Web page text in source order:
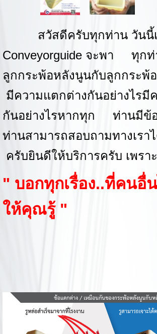
สวัสดีครับทุกท่าน วันนี้
Conveyorguide จะพา ทุก
ลูกกระพ้อหลังนูนกับลูกกระ
มีความแตกต่างกันอย่างไรมี
กันอย่างไรหากทุก ท่านมีข้
ท่านสามารถสอบถามทางเ
ครับยินดีให้บริการครับ เพราะ
" บอกทุกเรื่อง..ที่คนอื่
ให้คุณรู้ "